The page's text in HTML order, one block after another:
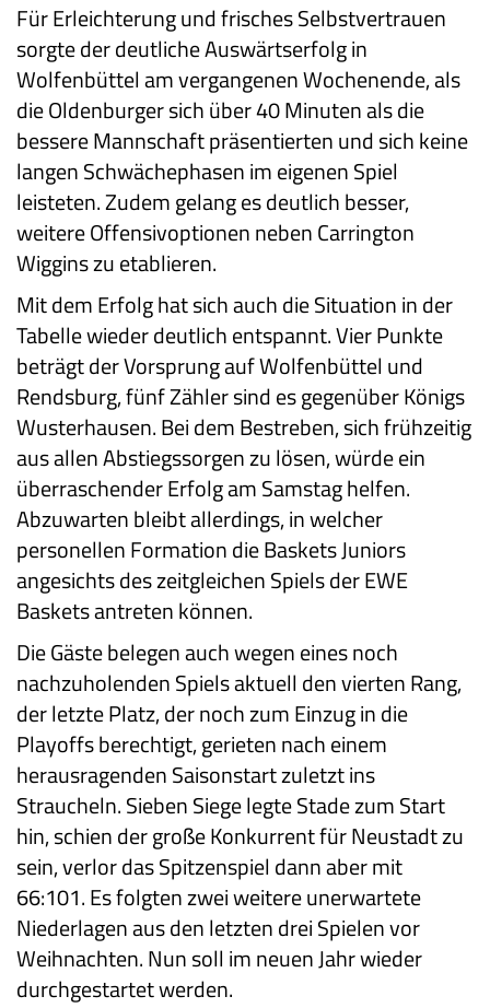
Für Erleichterung und frisches Selbstvertrauen
sorgte der deutliche Auswärtserfolg in
Wolfenbüttel am vergangenen Wochenende, als
die Oldenburger sich über 40 Minuten als die
bessere Mannschaft präsentierten und sich keine
langen Schwächephasen im eigenen Spiel
leisteten. Zudem gelang es deutlich besser,
weitere Offensivoptionen neben Carrington
Wiggins zu etablieren.
Mit dem Erfolg hat sich auch die Situation in der
Tabelle wieder deutlich entspannt. Vier Punkte
beträgt der Vorsprung auf Wolfenbüttel und
Rendsburg, fünf Zähler sind es gegenüber Königs
Wusterhausen. Bei dem Bestreben, sich frühzeitig
aus allen Abstiegssorgen zu lösen, würde ein
überraschender Erfolg am Samstag helfen.
Abzuwarten bleibt allerdings, in welcher
personellen Formation die Baskets Juniors
angesichts des zeitgleichen Spiels der EWE
Baskets antreten können.
Die Gäste belegen auch wegen eines noch
nachzuholenden Spiels aktuell den vierten Rang,
der letzte Platz, der noch zum Einzug in die
Playoffs berechtigt, gerieten nach einem
herausragenden Saisonstart zuletzt ins
Straucheln. Sieben Siege legte Stade zum Start
hin, schien der große Konkurrent für Neustadt zu
sein, verlor das Spitzenspiel dann aber mit
66:101. Es folgten zwei weitere unerwartete
Niederlagen aus den letzten drei Spielen vor
Weihnachten. Nun soll im neuen Jahr wieder
durchgestartet werden.